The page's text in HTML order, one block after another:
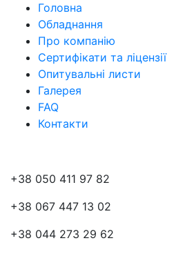
Головна
Обладнання
Про компанію
Сертифікати та ліцензії
Опитувальні листи
Галерея
FAQ
Контакти
+38 050 411 97 82
+38 067 447 13 02
+38 044 273 29 62